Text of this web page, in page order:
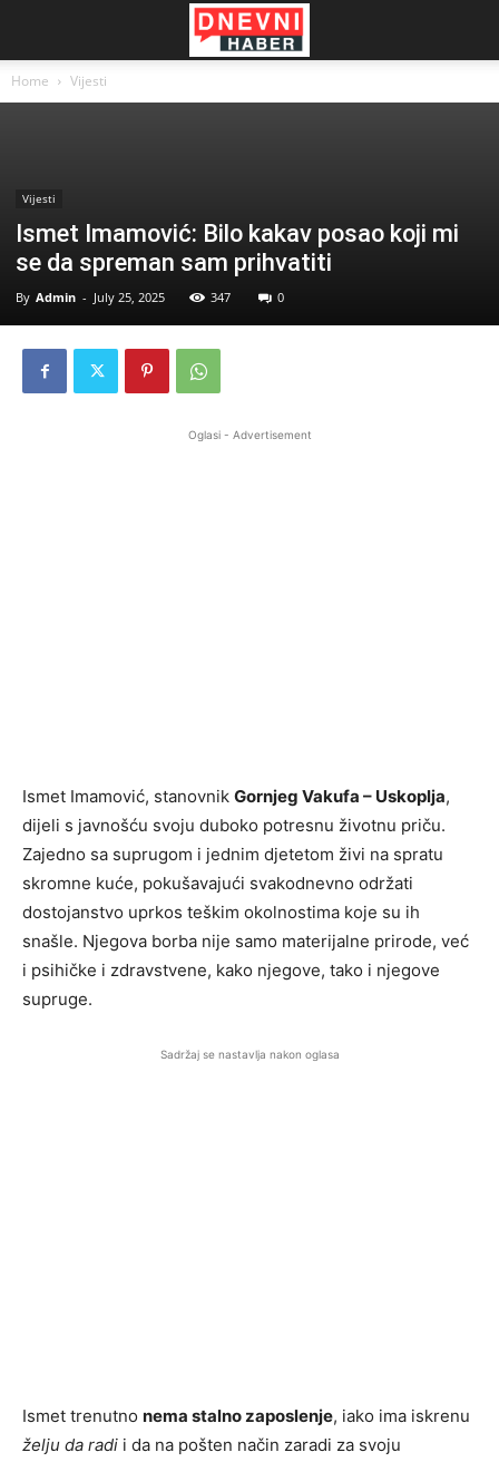
Home Vijesti
Vijesti
Ismet Imamović: Bilo kakav posao koji mi
se da spreman sam prihvatiti
By Admin - July 25, 2025 347 0
Oglasi - Advertisement
Ismet Imamović, stanovnik Gornjeg Vakufa – Uskoplja,
dijeli s javnošću svoju duboko potresnu životnu priču.
Zajedno sa suprugom i jednim djetetom živi na spratu
skromne kuće, pokušavajući svakodnevno održati
dostojanstvo uprkos teškim okolnostima koje su ih
snašle. Njegova borba nije samo materijalne prirode, već
i psihičke i zdravstvene, kako njegove, tako i njegove
supruge.
Sadržaj se nastavlja nakon oglasa
Ismet trenutno nema stalno zaposlenje, iako ima iskrenu
želju da radi i da na pošten način zaradi za svoju